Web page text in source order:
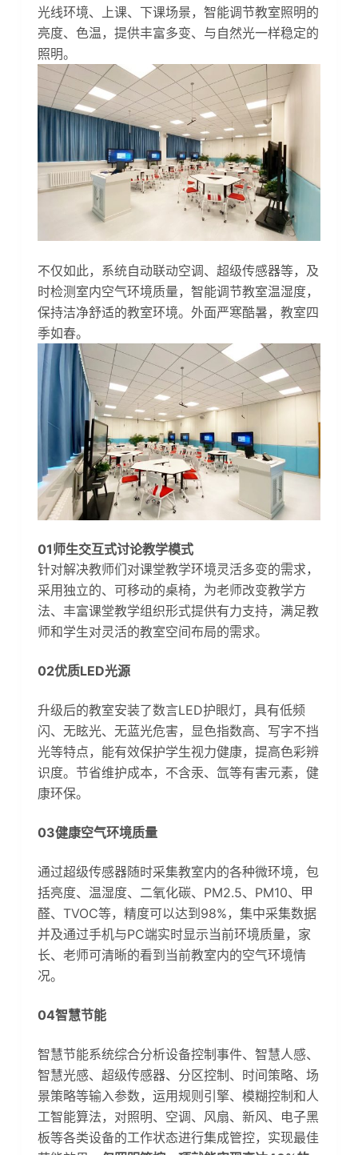
光线环境、上课、下课场景，智能调节教室照明的
亮度、色温，提供丰富多变、与自然光一样稳定的
照明。
不仅如此，系统自动联动空调、超级传感器等，及
时检测室内空气环境质量，智能调节教室温湿度，
保持洁净舒适的教室环境。外面严寒酷暑，教室四
季如春。
01师生交互式讨论教学模式
针对解决教师们对课堂教学环境灵活多变的需求，
采用独立的、可移动的桌椅，为老师改变教学方
法、丰富课堂教学组织形式提供有力支持，满足教
师和学生对灵活的教室空间布局的需求。
02优质LED光源
升级后的教室安装了数言LED护眼灯，具有低频
闪、无眩光、无蓝光危害，显色指数高、写字不挡
光等特点，能有效保护学生视力健康，提高色彩辨
识度。节省维护成本，不含汞、氙等有害元素，健
康环保。
03健康空气环境质量
通过超级传感器随时采集教室内的各种微环境，包
括亮度、温湿度、二氧化碳、PM2.5、PM10、甲
醛、TVOC等，精度可以达到98%，集中采集数据
并及通过手机与PC端实时显示当前环境质量，家
长、老师可清晰的看到当前教室内的空气环境情
况。
04智慧节能
智慧节能系统综合分析设备控制事件、智慧人感、
智慧光感、超级传感器、分区控制、时间策略、场
景策略等输入参数，运用规则引擎、模糊控制和人
工智能算法，对照明、空调、风扇、新风、电子黑
板等各类设备的工作状态进行集成管控，实现最佳